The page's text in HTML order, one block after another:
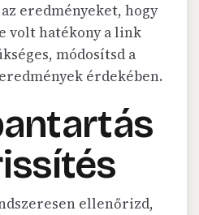
eredményeket, hogy
volt hatékony a link
módosítsd a
érdekében.
ellenőrizd,